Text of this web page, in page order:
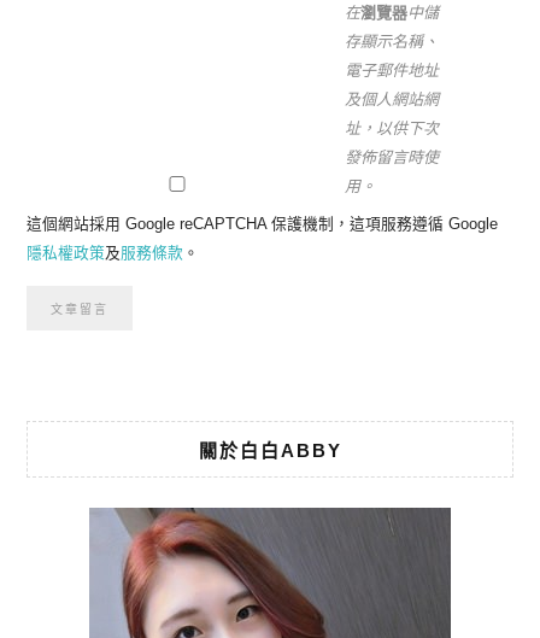
在瀏覽器中儲
存顯示名稱、
電子郵件地址
及個人網站網
址，以供下次
發佈留言時使
用。
這個網站採用 Google reCAPTCHA 保護機制，這項服務遵循 Google
隱私權政策及服務條款 。
關於白白ABBY